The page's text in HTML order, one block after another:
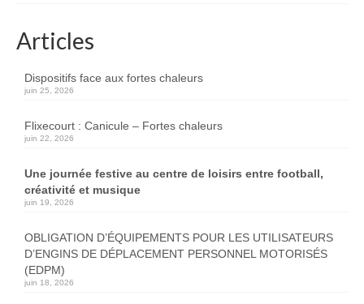
Articles
Dispositifs face aux fortes chaleurs
juin 25, 2026
Flixecourt : Canicule – Fortes chaleurs
juin 22, 2026
Une journée festive au centre de loisirs entre football,
créativité et musique
juin 19, 2026
OBLIGATION D’ÉQUIPEMENTS POUR LES UTILISATEURS
D’ENGINS DE DÉPLACEMENT PERSONNEL MOTORISÉS
(EDPM)
juin 18, 2026